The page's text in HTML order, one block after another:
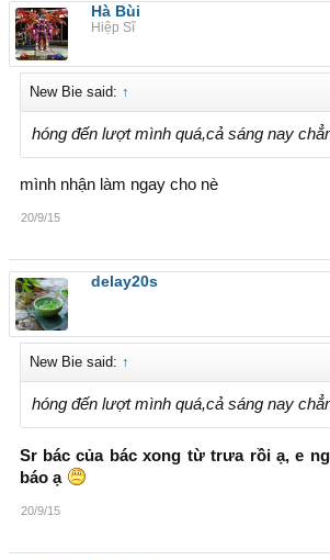
Hà Bùi
Hiệp Sĩ
New Bie said: ↑
hóng đến lượt mình quá,cả sáng nay
mình nhận làm ngay cho nè
20/9/15
delay20s
New Bie said: ↑
hóng đến lượt mình quá,cả sáng nay
Sr bác của bác xong từ trưa rồi ạ, e
báo ạ
20/9/15